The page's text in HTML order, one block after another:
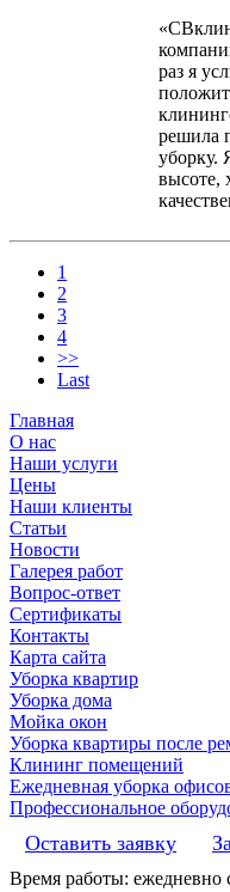
раз я
решила
уборку.
высоте,
1
2
3
4
>>
Last
Главная
О нас
Наши услуги
Цены
Наши клиенты
Статьи
Новости
Галерея работ
Вопрос-ответ
Сертификаты
Контакты
Карта сайта
Уборка квартир
Уборка дома
Мойка окон
Уборка квартиры после
Клининг помещений
Ежедневная уборка
Профессиональное
Оставить заявку
Время работы: ежедневно